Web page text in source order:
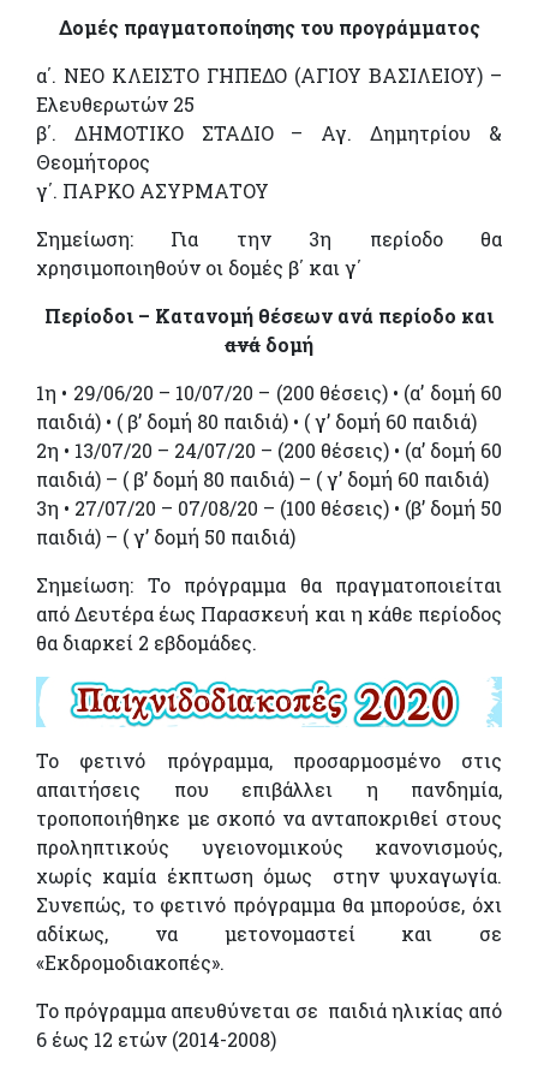
Δομές πραγματοποίησης του προγράμματος
α΄. ΝΕΟ ΚΛΕΙΣΤΟ ΓΗΠΕΔΟ (ΑΓΙΟΥ ΒΑΣΙΛΕΙΟΥ) –
Ελευθερωτών 25
β΄. ΔΗΜΟΤΙΚΟ ΣΤΑΔΙΟ – Αγ. Δημητρίου &
Θεομήτορος
γ΄. ΠΑΡΚΟ ΑΣΥΡΜΑΤΟΥ
Σημείωση: Για την 3η περίοδο θα
χρησιμοποιηθούν οι δομές β΄ και γ΄
Περίοδοι – Κατανομή θέσεων ανά περίοδο και
ανά δομή
1η • 29/06/20 – 10/07/20 – (200 θέσεις) • (α’ δομή 60
παιδιά) • ( β’ δομή 80 παιδιά) • ( γ’ δομή 60 παιδιά)
2η • 13/07/20 – 24/07/20 – (200 θέσεις) • (α’ δομή 60
παιδιά) – ( β’ δομή 80 παιδιά) – ( γ’ δομή 60 παιδιά)
3η • 27/07/20 – 07/08/20 – (100 θέσεις) • (β’ δομή 50
παιδιά) – ( γ’ δομή 50 παιδιά)
Σημείωση: Το πρόγραμμα θα πραγματοποιείται
από Δευτέρα έως Παρασκευή και η κάθε περίοδος
θα διαρκεί 2 εβδομάδες.
Το φετινό πρόγραμμα, προσαρμοσμένο στις
απαιτήσεις που επιβάλλει η πανδημία,
τροποποιήθηκε με σκοπό να ανταποκριθεί στους
προληπτικούς υγειονομικούς κανονισμούς,
χωρίς καμία έκπτωση όμως στην ψυχαγωγία.
Συνεπώς, το φετινό πρόγραμμα θα μπορούσε, όχι
αδίκως, να μετονομαστεί και σε
«Εκδρομοδιακοπές».
Το πρόγραμμα απευθύνεται σε παιδιά ηλικίας από
6 έως 12 ετών (2014-2008)